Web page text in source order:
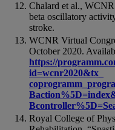
Chalard et al.,
beta oscillatory
stroke.
WCNR Virtual
October 2020.
https://
id=wcnr2020&tx_
Royal College of